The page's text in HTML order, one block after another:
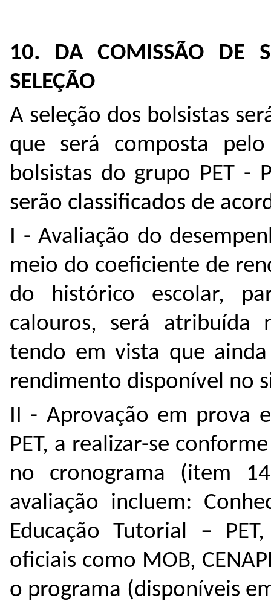
10. DA COMISSÃO DE
SELEÇÃO
A seleção dos bolsistas
que será composta
bolsistas do grupo PET -
serão classificados de
I - Avaliação do
meio do coeficiente de
do histórico escolar,
calouros, será atribuída
tendo em vista que
rendimento disponível no
II - Aprovação em prova
PET, a realizar-se
no cronograma (item
avaliação incluem:
Educação Tutorial –
oficiais como MOB,
o programa (disponíveis